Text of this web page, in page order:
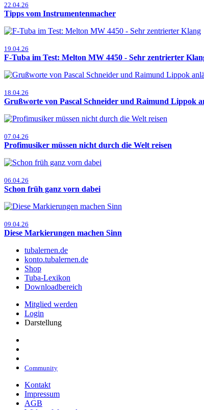
22.04.26
Tipps vom Instrumentenmacher
19.04.26
F-Tuba im Test: Melton MW 4450 - Sehr zentrierter
18.04.26
Grußworte von Pascal Schneider und Raimund Lippok
07.04.26
Profimusiker müssen nicht durch die Welt reisen
06.04.26
Schon früh ganz vorn dabei
09.04.26
Diese Markierungen machen Sinn
tubalernen.de
konto.tubalernen.de
Shop
Tuba-Lexikon
Downloadbereich
Mitglied werden
Login
Darstellung
Community
Kontakt
Impressum
AGB